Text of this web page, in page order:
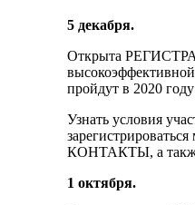
5 декабря.
Открыта
пройдут в 2020
Узнать условия
КОНТАКТЫ, а также
1 октября.